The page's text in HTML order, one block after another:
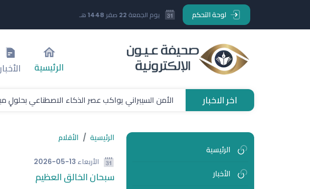
لوحة التحكم يوم الجمعة 22 صفر 1448 هـ
الرئيسية الأخبار
اخر الاخبار سيدات النصر يتوجن بلقب بطولة اتحاد غرب آسيا
الرئيسية
الأخبار
الرئيسية الأقلام
الأربعاء 2026-05-13
سبحان الخالق العظيم